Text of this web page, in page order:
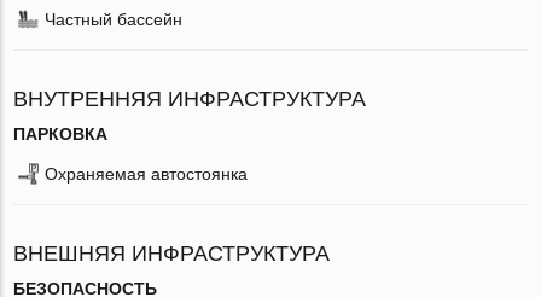
Частный бассейн
ВНУТРЕННЯЯ ИНФРАСТРУКТУРА
ПАРКОВКА
Охраняемая автостоянка
ВНЕШНЯЯ ИНФРАСТРУКТУРА
БЕЗОПАСНОСТЬ